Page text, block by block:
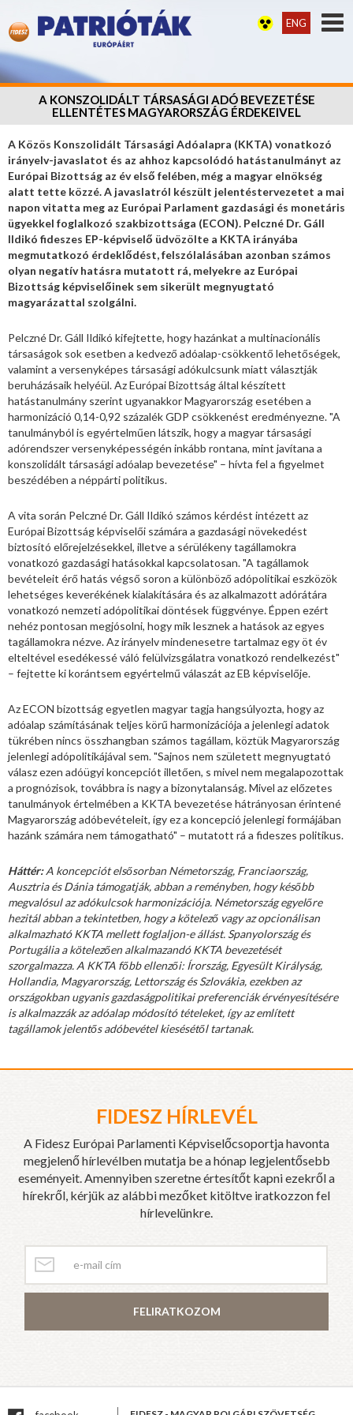
ENG
A KONSZOLIDÁLT TÁRSASÁGI ADÓ BEVEZETÉSE
ELLENTÉTES MAGYARORSZÁG ÉRDEKEIVEL
A Közös Konszolidált Társasági Adóalapra (KKTA) vonatkozó
irányelv-javaslatot és az ahhoz kapcsolódó hatástanulmányt az
Európai Bizottság az év első felében, még a magyar elnökség
alatt tette közzé. A javaslatról készült jelentéstervezetet a mai
napon vitatta meg az Európai Parlament gazdasági és monetáris
ügyekkel foglalkozó szakbizottsága (ECON). Pelczné Dr. Gáll
Ildikó fideszes EP-képviselő üdvözölte a KKTA irányába
megmutatkozó érdeklődést, felszólalásában azonban számos
olyan negatív hatásra mutatott rá, melyekre az Európai
Bizottság képviselőinek sem sikerült megnyugtató
magyarázattal szolgálni.
Pelczné Dr. Gáll Ildikó kifejtette, hogy hazánkat a multinacionális
társaságok sok esetben a kedvező adóalap-csökkentő lehetőségek,
valamint a versenyképes társasági adókulcsunk miatt választják
beruházásaik helyéül. Az Európai Bizottság által készített
hatástanulmány szerint ugyanakkor Magyarország esetében a
harmonizáció 0,14-0,92 százalék GDP csökkenést eredményezne. "A
tanulmányból is egyértelműen látszik, hogy a magyar társasági
adórendszer versenyképességén inkább rontana, mint javítana a
konszolidált társasági adóalap bevezetése" – hívta fel a figyelmet
beszédében a néppárti politikus.
A vita során Pelczné Dr. Gáll Ildikó számos kérdést intézett az
Európai Bizottság képviselői számára a gazdasági növekedést
biztosító előrejelzésekkel, illetve a sérülékeny tagállamokra
vonatkozó gazdasági hatásokkal kapcsolatosan. "A tagállamok
bevételeit érő hatás végső soron a különböző adópolitikai eszközök
lehetséges keverékének kialakítására és az alkalmazott adórátára
vonatkozó nemzeti adópolitikai döntések függvénye. Éppen ezért
nehéz pontosan megjósolni, hogy mik lesznek a hatások az egyes
tagállamokra nézve. Az irányelv mindenesetre tartalmaz egy öt év
elteltével esedékessé váló felülvizsgálatra vonatkozó rendelkezést"
– fejtette ki korántsem egyértelmű válaszát az EB képviselője.
Az ECON bizottság egyetlen magyar tagja hangsúlyozta, hogy az
adóalap számításának teljes körű harmonizációja a jelenlegi adatok
tükrében nincs összhangban számos tagállam, köztük Magyarország
jelenlegi adópolitikájával sem. "Sajnos nem született megnyugtató
válasz ezen adóügyi koncepciót illetően, s mivel nem megalapozottak
a prognózisok, továbbra is nagy a bizonytalanság. Mivel az előzetes
tanulmányok értelmében a KKTA bevezetése hátrányosan érintené
Magyarország adóbevételeit, így ez a koncepció jelenlegi formájában
hazánk számára nem támogatható" – mutatott rá a fideszes politikus.
Háttér:A koncepciót elsősorban Németország, Franciaország,
Ausztria és Dánia támogatják, abban a reményben, hogy később
megvalósul az adókulcsok harmonizációja. Németország egyelőre
hezitál abban a tekintetben, hogy a kötelező vagy az opcionálisan
alkalmazható KKTA mellett foglaljon-e állást. Spanyolország és
Portugália a kötelezően alkalmazandó KKTA bevezetését
szorgalmazza. A KKTA főbb ellenzői: Írország, Egyesült Királyság,
Hollandia, Magyarország, Lettország és Szlovákia, ezekben az
országokban ugyanis gazdaságpolitikai preferenciák érvényesítésére
is alkalmazzák az adóalap módosító tételeket, így az említett
tagállamok jelentős adóbevétel kiesésétől tartanak.
FIDESZ HÍRLEVÉL
A Fidesz Európai Parlamenti Képviselőcsoportja havonta
megjelenő hírlevélben mutatja be a hónap legjelentősebb
eseményeit. Amennyiben szeretne értesítőt kapni ezekről a
hírekről, kérjük az alábbi mezőket kitöltve iratkozzon fel
hírlevelünkre.
FELIRATKOZOM